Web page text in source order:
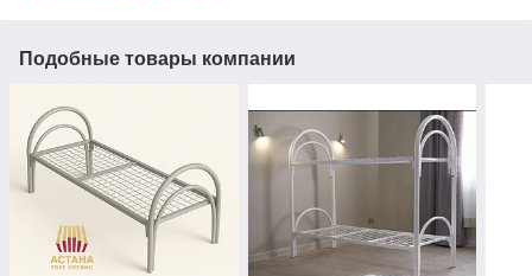
Подобные товары компании